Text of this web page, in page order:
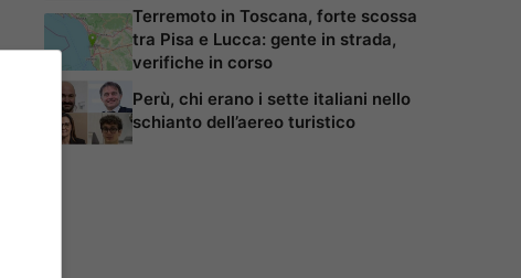
Terremoto in Toscana, forte scossa
tra Pisa e Lucca: gente in strada,
verifiche in corso
Perù, chi erano i sette italiani nello
schianto dell’aereo turistico